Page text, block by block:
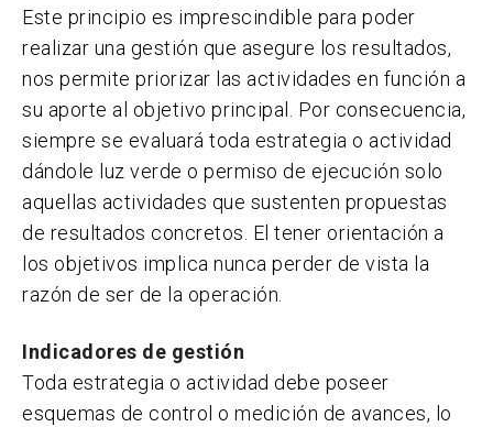
Este principio es imprescindible para poder
realizar una gestión que asegure los resultados,
nos permite priorizar las actividades en función a
su aporte al objetivo principal. Por consecuencia,
siempre se evaluará toda estrategia o actividad
dándole luz verde o permiso de ejecución solo
aquellas actividades que sustenten propuestas
de resultados concretos. El tener orientación a
los objetivos implica nunca perder de vista la
razón de ser de la operación.
Indicadores de gestión
Toda estrategia o actividad debe poseer
esquemas de control o medición de avances, lo